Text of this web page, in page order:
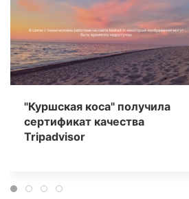
"Куршская коса" получила
сертификат качества
Tripаdvisor